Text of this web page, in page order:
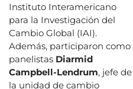
Instituto Interamericano
para la Investigación del
Cambio Global (IAI).
Además, participaron como
panelistas Diarmid
Campbell-Lendrum, jefe de
la unidad de cambio